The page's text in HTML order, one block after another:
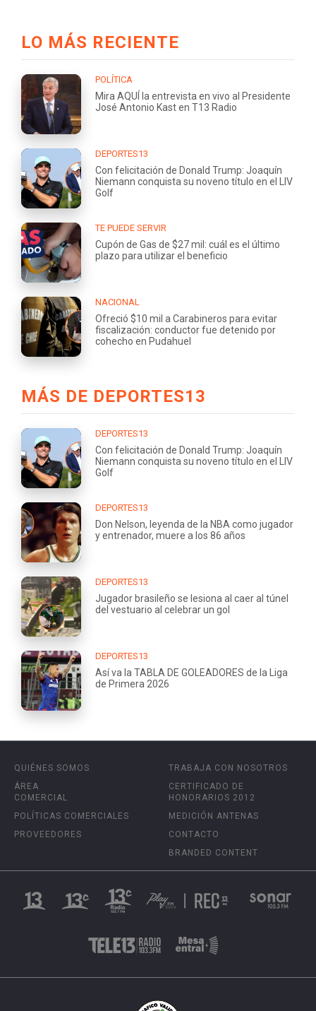
LO MÁS RECIENTE
POLÍTICA
Mira AQUÍ la entrevista en vivo al Presidente
José Antonio Kast en T13 Radio
DEPORTES13
Con felicitación de Donald Trump: Joaquín
Niemann conquista su noveno título en el LIV
Golf
TE PUEDE SERVIR
Cupón de Gas de $27 mil: cuál es el último
plazo para utilizar el beneficio
NACIONAL
Ofreció $10 mil a Carabineros para evitar
fiscalización: conductor fue detenido por
cohecho en Pudahuel
MÁS DE DEPORTES13
DEPORTES13
Con felicitación de Donald Trump: Joaquín
Niemann conquista su noveno título en el LIV
Golf
DEPORTES13
Don Nelson, leyenda de la NBA como jugador
y entrenador, muere a los 86 años
DEPORTES13
Jugador brasileño se lesiona al caer al túnel
del vestuario al celebrar un gol
DEPORTES13
Así va la TABLA DE GOLEADORES de la Liga
de Primera 2026
QUIÉNES SOMOS
ÁREA
COMERCIAL
POLÍTICAS COMERCIALES
PROVEEDORES
TRABAJA CON NOSOTROS
CERTIFICADO DE
HONORARIOS 2012
MEDICIÓN ANTENAS
CONTACTO
BRANDED CONTENT